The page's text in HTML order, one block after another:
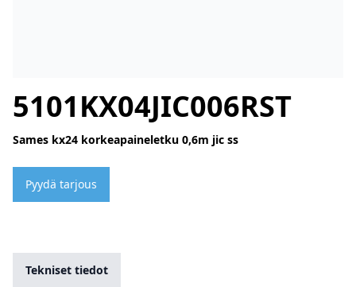
5101KX04JIC006RST
Sames kx24 korkeapaineletku 0,6m jic ss
Pyydä tarjous
Tekniset tiedot